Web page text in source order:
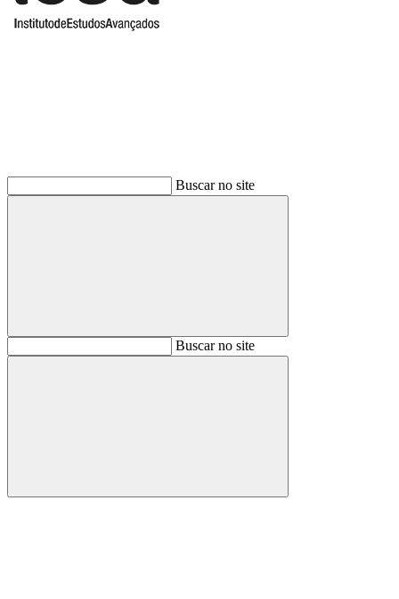
Buscar no site
BuscarBuscar no site
Buscar